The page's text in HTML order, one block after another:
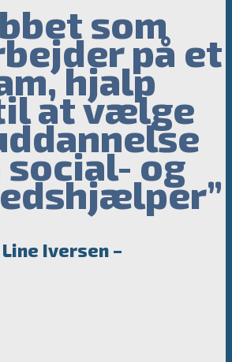
som
på et
hjalp
at vælge
social- og
Line Iversen –